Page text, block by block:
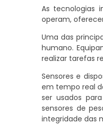
As tecnologias
operam,
Uma das
humano.
realizar tarefas
Sensores e
em tempo real
ser usados
sensores de
integridade das